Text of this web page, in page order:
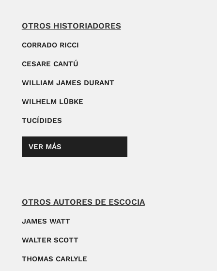
OTROS HISTORIADORES
CORRADO RICCI
CESARE CANTÚ
WILLIAM JAMES DURANT
WILHELM LÜBKE
TUCÍDIDES
VER MÁS
OTROS AUTORES DE ESCOCIA
JAMES WATT
WALTER SCOTT
THOMAS CARLYLE